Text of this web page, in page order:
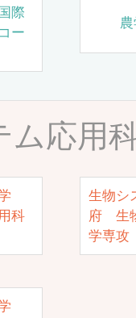
際
ー
ム応用
科
生物シ
府 生
学専攻